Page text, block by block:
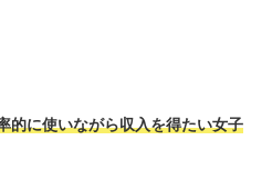
的に使いながら収入を得たい女子